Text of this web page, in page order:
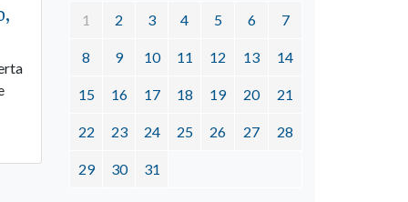
1 2 3 4 5 6 7
8 9 10 11 12 13 14
15 16 17 18 19 20 21
22 23 24 25 26 27 28
29 30 31